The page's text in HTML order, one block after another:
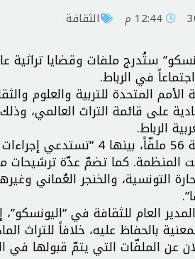
12:44 م الثقافة
ستُدرج ملفات وقضايا تراثية
في الرباط.
المتحدة للتربية والعلوم
الرباط.
وتضم القائمة 56
المنظمة. كما تضمّ عدّة ترشيحات
التونسية، والخنجر العُماني
العام للثقافة في
بالحفاظ عليه، خلافاً للتراث
عن الملفّات التي يتمّ قبولها في